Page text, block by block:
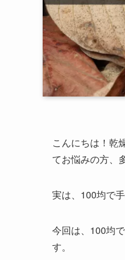
こんにちは！乾
てお悩みの方、
実は、100均で
今回は、100均
す。